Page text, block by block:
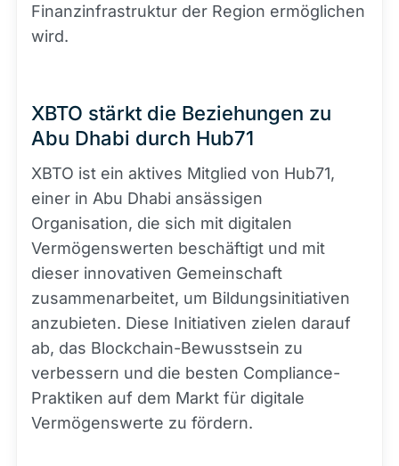
Finanzinfrastruktur der Region ermöglichen
wird.
XBTO stärkt die Beziehungen zu
Abu Dhabi durch Hub71
XBTO ist ein aktives Mitglied von Hub71,
einer in Abu Dhabi ansässigen
Organisation, die sich mit digitalen
Vermögenswerten beschäftigt und mit
dieser innovativen Gemeinschaft
zusammenarbeitet, um Bildungsinitiativen
anzubieten. Diese Initiativen zielen darauf
ab, das Blockchain-Bewusstsein zu
verbessern und die besten Compliance-
Praktiken auf dem Markt für digitale
Vermögenswerte zu fördern.